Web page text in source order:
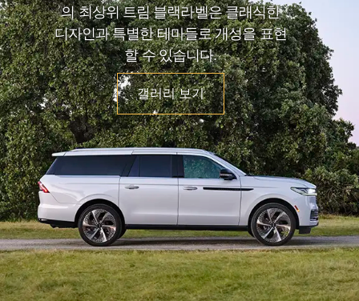
의 최상위 트림 블랙라벨은 클래식한
디자인과 특별한 테마들로 개성을 표현
할 수 있습니다.
갤러리 보기